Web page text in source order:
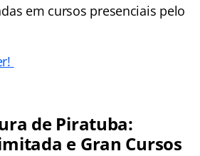
em cursos presenciais pelo
de Piratuba:
e Gran Cursos